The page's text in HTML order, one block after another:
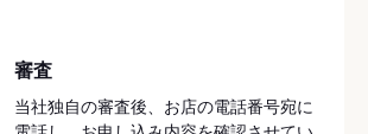
審査
当社独自の審査後、お店の電話番号宛に